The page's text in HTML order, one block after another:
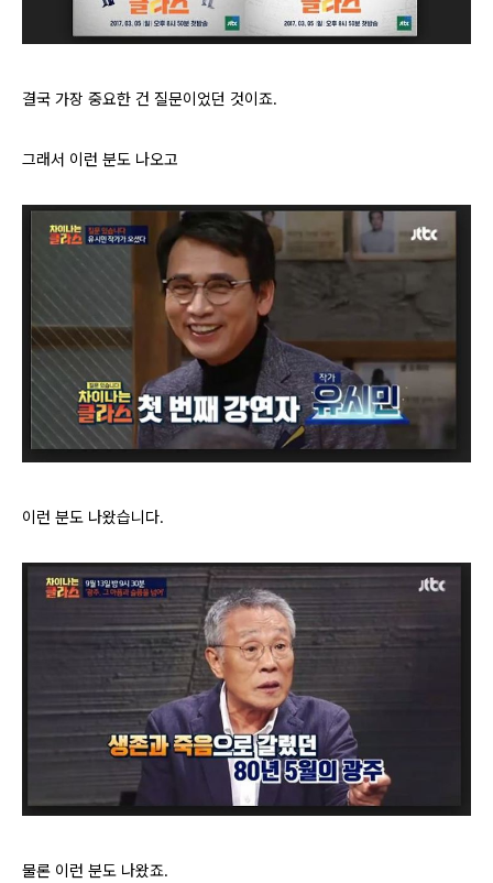
결국 가장 중요한 건 질문이었던 것이죠.
그래서 이런 분도 나오고
이런 분도 나왔습니다.
물론 이런 분도 나왔죠.